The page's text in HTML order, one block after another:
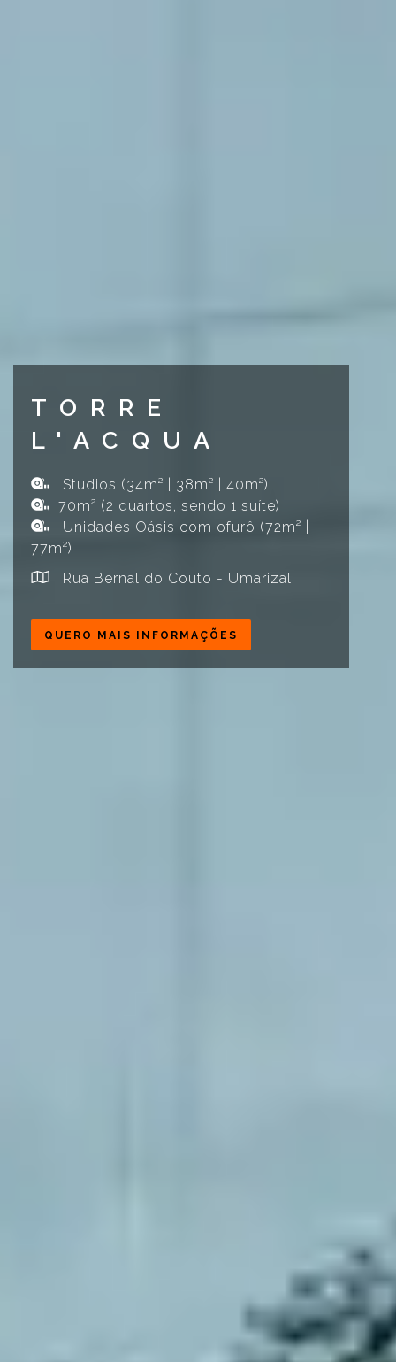
TORRE
L'ACQUA
Studios (34m² | 38m² | 40m²)
70m² (2 quartos, sendo 1 suíte)
Unidades Oásis com ofurô (72m² |
77m²)
Rua Bernal do Couto - Umarizal
QUERO MAIS INFORMAÇÕES